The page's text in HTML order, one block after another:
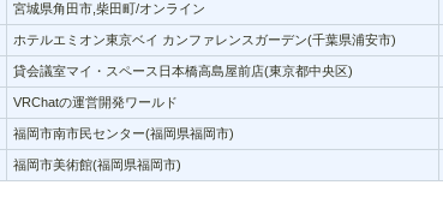
宮城県角田市,柴田町/オンライン
ホテルエミオン東京ベイ カンファレンスガーデン(千葉県浦安市)
貸会議室マイ・スペース日本橋高島屋前店(東京都中央区)
VRChatの運営開発ワールド
福岡市南市民センター(福岡県福岡市)
福岡市美術館(福岡県福岡市)